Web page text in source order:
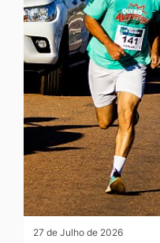
27 de Julho de 2026